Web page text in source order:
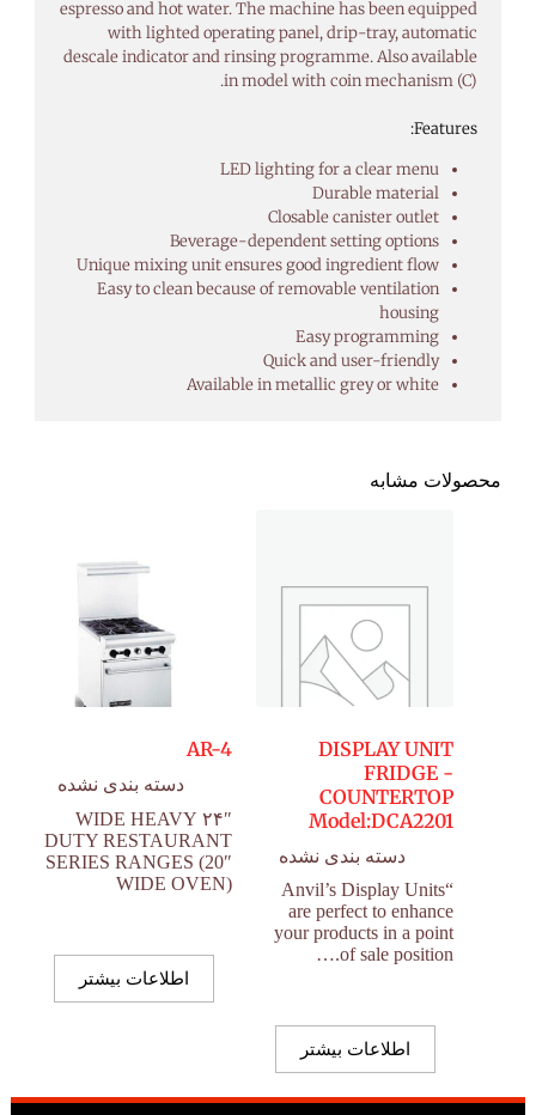
espresso and hot water. The machine has been equipped
with lighted operating panel, drip-tray, automatic
descale indicator and rinsing programme. Also available
in model with coin mechanism (C).
Features:
LED lighting for a clear menu
Durable material
Closable canister outlet
Beverage-dependent setting options
Unique mixing unit ensures good ingredient flow
Easy to clean because of removable ventilation
housing
Easy programming
Quick and user-friendly
Available in metallic grey or white
محصولات مشابه
DISPLAY UNIT
FRIDGE -
COUNTERTOP
Model:DCA2201
دسته بندی نشده
“Anvil’s Display Units
are perfect to enhance
your products in a point
of sale position.…
اطلاعات بیشتر
AR-4
دسته بندی نشده
۲۴″ WIDE HEAVY
DUTY RESTAURANT
SERIES RANGES (20″
WIDE OVEN)
اطلاعات بیشتر